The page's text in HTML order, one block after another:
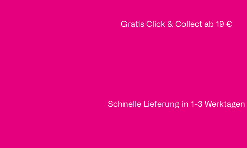
Gratis Click & Collect ab 19 €
Schnelle Lieferung in 1-3 Werktagen